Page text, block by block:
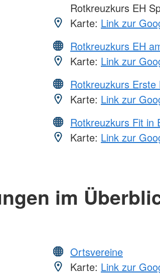
Rotkreuzkurs EH
Karte: Link zur
Rotkreuzkurs EH
Karte: Link zur
Rotkreuzkurs Erste
Karte: Link zur
Rotkreuzkurs Fit in
Karte: Link zur
im
Ortsvereine
Karte: Link zur